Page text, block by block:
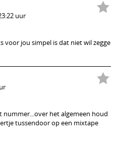
uur
voor jou simpel is dat niet wil zegge
nummer...over het algemeen houd
tussendoor op een mixtape